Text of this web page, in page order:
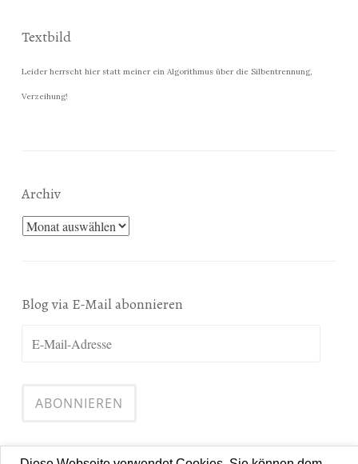
Textbild
Leider herrscht hier statt meiner ein Algorithmus über die Silbentrennung,
Verzeihung!
Archiv
Archiv
Blog via E-Mail abonnieren
E-
ABONNIEREN